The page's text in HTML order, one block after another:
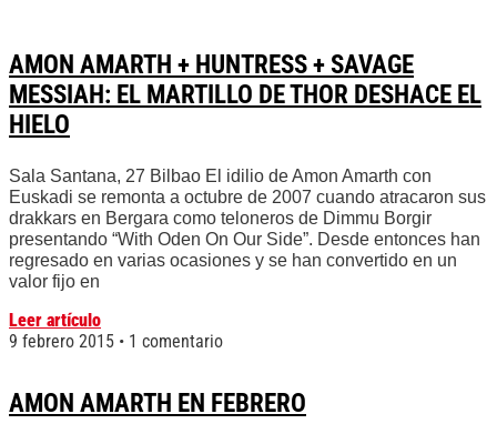
AMON AMARTH + HUNTRESS + SAVAGE
MESSIAH: EL MARTILLO DE THOR DESHACE EL
HIELO
Sala Santana, 27 Bilbao El idilio de Amon Amarth con
Euskadi se remonta a octubre de 2007 cuando atracaron sus
drakkars en Bergara como teloneros de Dimmu Borgir
presentando “With Oden On Our Side”. Desde entonces han
regresado en varias ocasiones y se han convertido en un
valor fijo en
Leer artículo
9 febrero 2015
1 comentario
AMON AMARTH EN FEBRERO